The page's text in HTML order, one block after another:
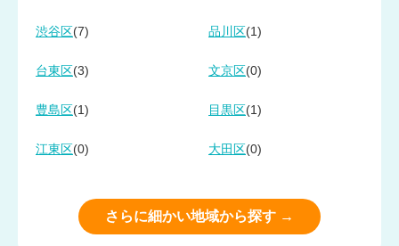
渋谷区 (7) 品川区 (1)
台東区 (3) 文京区 (0)
豊島区 (1) 目黒区 (1)
江東区 (0) 大田区 (0)
さらに細かい地域から探す →